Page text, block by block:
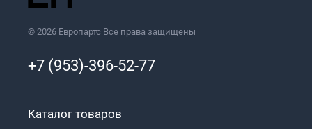
© 2026 Европартс Все права защищены
+7 (953)-396-52-77
Каталог товаров